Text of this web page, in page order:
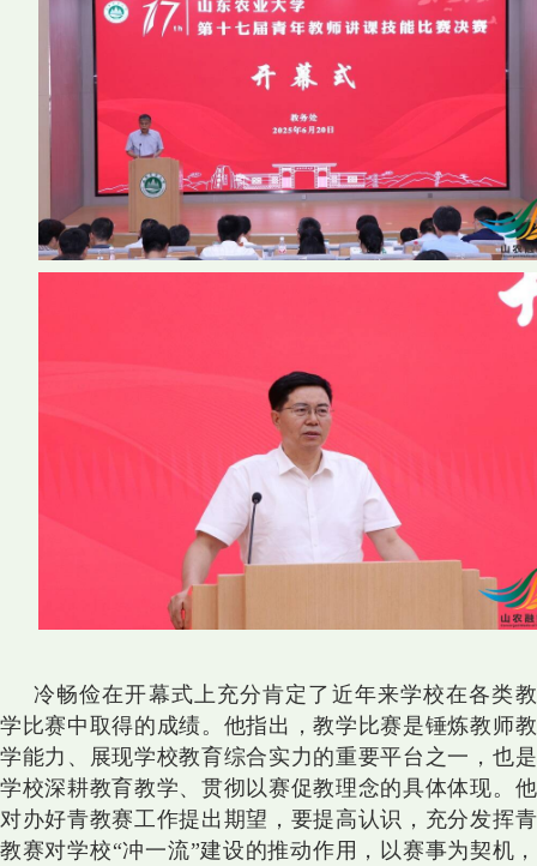
冷畅俭在开幕式上充分肯定了近年来学校在各类教
学比赛中取得的成绩。他指出，教学比赛是锤炼教师教
学能力、展现学校教育综合实力的重要平台之一，也是
学校深耕教育教学、贯彻以赛促教理念的具体体现。他
对办好青教赛工作提出期望，要提高认识，充分发挥青
教赛对学校“冲一流”建设的推动作用，以赛事为契机，